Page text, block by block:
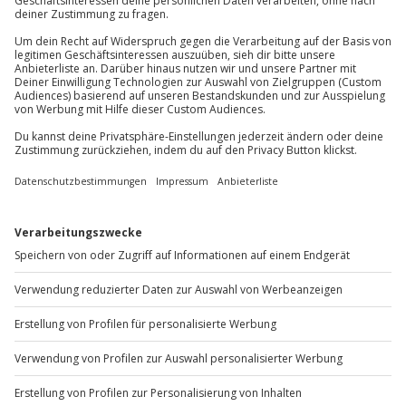
Gutschein gültig für 1 Person
Du erreichst uns telefonisch zu folgenden Zeiten,
außer an bundesweiten Feiertagen:
Mo-Fr: 8-20 Uhr | Sa: 10-16 Uhr
Du möchtest als Firma bestellen?
Sichere Dir attraktive Firmenkunden Vorteile.
Mo-Fr: 9-17 Uhr
b2b@jochen-schweizer.de
www.b2b.jochen-schweizer.de/
Artikelnummer:60650